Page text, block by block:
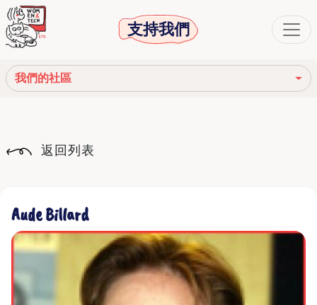
支持我們
我們的社區
我們的網絡
我們的社區
返回列表
Aude Billard